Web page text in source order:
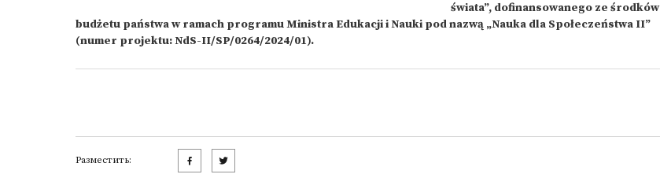
świata”, dofinansowanego ze środków
budżetu państwa w ramach programu Ministra Edukacji i Nauki pod nazwą „Nauka dla Społeczeństwa II”
(numer projektu: NdS-II/SP/0264/2024/01).
Разместить: